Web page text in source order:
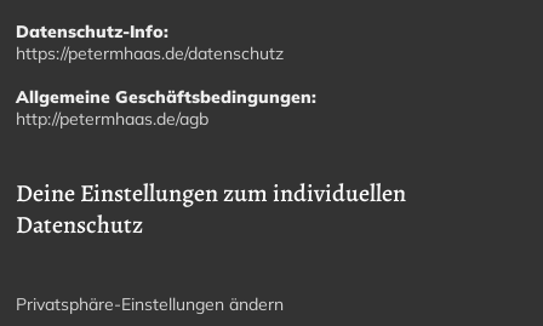
Datenschutz-Info:
https://petermhaas.de/datenschutz
Allgemeine Geschäftsbedingungen:
http://petermhaas.de/agb
Deine Einstellungen zum individuellen
Datenschutz
Privatsphäre-Einstellungen ändern